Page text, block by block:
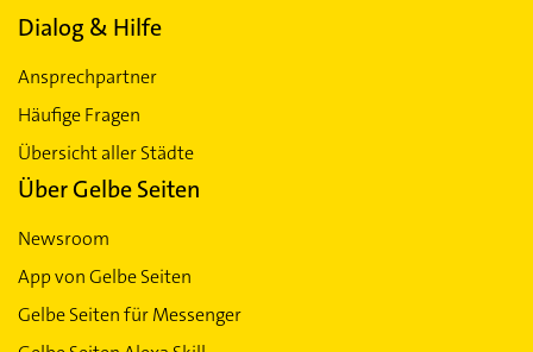
Dialog & Hilfe
Ansprechpartner
Häufige Fragen
Übersicht aller Städte
Über Gelbe Seiten
Newsroom
App von Gelbe Seiten
Gelbe Seiten für Messenger